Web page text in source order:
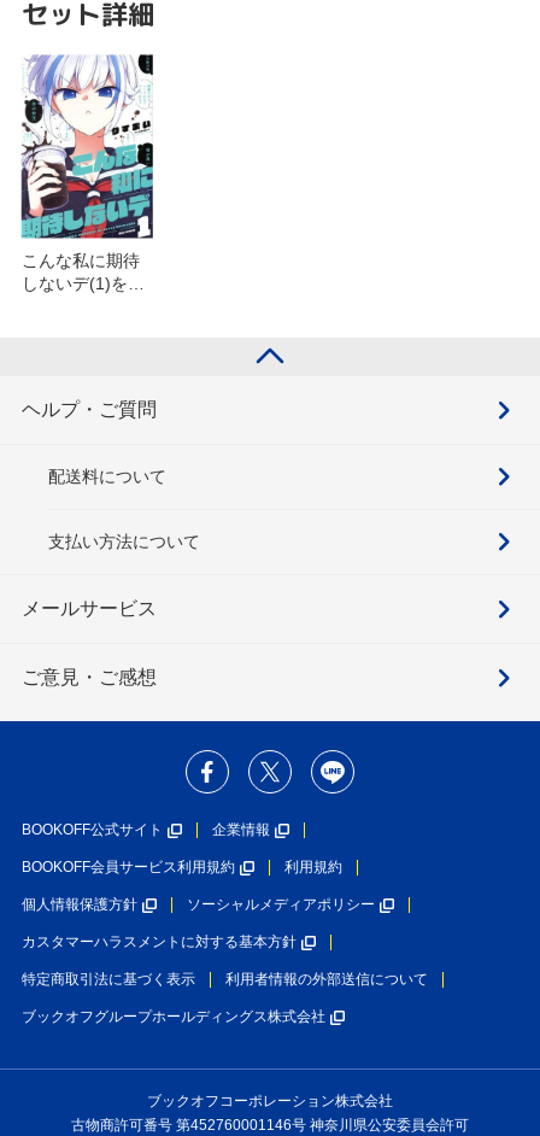
セット詳細
こんな私に期待
しないデ(1)を含
ヘルプ・ご質問
配送料について
支払い方法について
メールサービス
ご意見・ご感想
BOOKOFF公式サイト 企業情報
BOOKOFF会員サービス利用規約 利用規約
個人情報保護方針 ソーシャルメディアポリシー
カスタマーハラスメントに対する基本方針
特定商取引法に基づく表示 利用者情報の外部送信について
ブックオフグループホールディングス株式会社
ブックオフコーポレーション株式会社
古物商許可番号 第452760001146号 神奈川県公安委員会許可